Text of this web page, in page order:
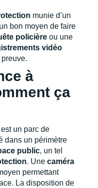
munie d’un
bon moyen de faire
policièreou une
vidéo
à
ça
un parc de
dans un périmètre
public, un tel
. Une caméra
permettant
La disposition de